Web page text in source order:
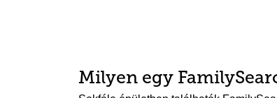
Milyen egy